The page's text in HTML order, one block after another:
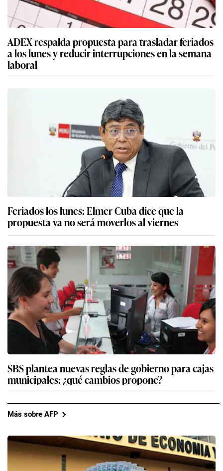
ADEX respalda propuesta para trasladar feriados
a los lunes y reducir interrupciones en la semana
laboral
Feriados los lunes: Elmer Cuba dice que la
propuesta ya no será moverlos al viernes
SBS plantea nuevas reglas de gobierno para cajas
municipales: ¿qué cambios propone?
Más sobre AFP